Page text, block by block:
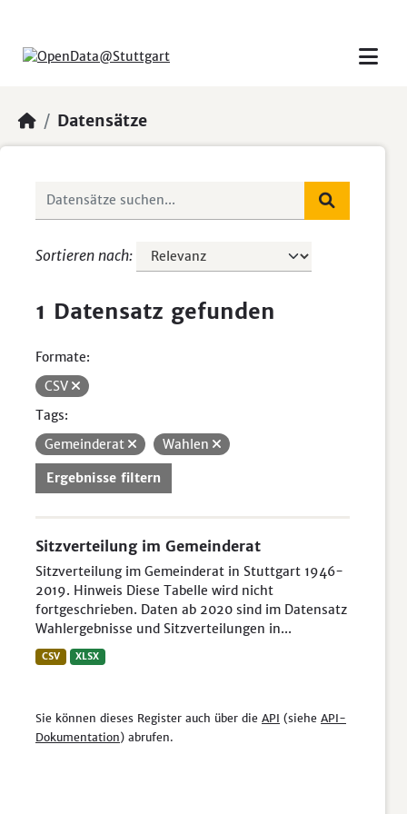
Datensätze
Sortieren nach
1 Datensatz gefunden
Formate:
CSV
Tags:
Gemeinderat
Wahlen
Ergebnisse filtern
Sitzverteilung im Gemeinderat
Sitzverteilung im Gemeinderat in Stuttgart 1946-
2019. Hinweis Diese Tabelle wird nicht
fortgeschrieben. Daten ab 2020 sind im Datensatz
Wahlergebnisse und Sitzverteilungen in...
CSV XLSX
Sie können dieses Register auch über die API (siehe API-
Dokumentation) abrufen.